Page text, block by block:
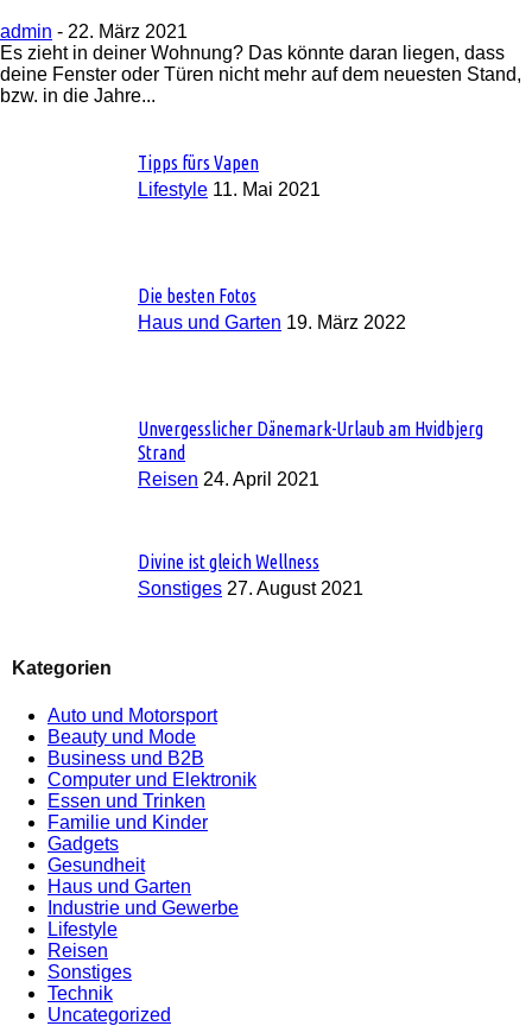
admin - 22. März 2021
Es zieht in deiner Wohnung? Das könnte daran liegen, dass
deine Fenster oder Türen nicht mehr auf dem neuesten Stand,
bzw. in die Jahre...
Tipps fürs Vapen
Lifestyle 11. Mai 2021
Die besten Fotos
Haus und Garten 19. März 2022
Unvergesslicher Dänemark-Urlaub am Hvidbjerg
Strand
Reisen 24. April 2021
Divine ist gleich Wellness
Sonstiges 27. August 2021
Kategorien
Auto und Motorsport
Beauty und Mode
Business und B2B
Computer und Elektronik
Essen und Trinken
Familie und Kinder
Gadgets
Gesundheit
Haus und Garten
Industrie und Gewerbe
Lifestyle
Reisen
Sonstiges
Technik
Uncategorized